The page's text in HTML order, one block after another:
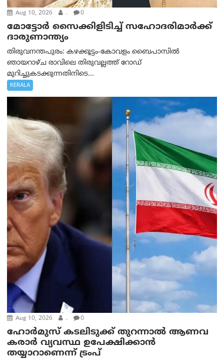
Aug 10, 2026 . 0
മോട്ടോര്‍ സൈക്കിളിടിച്ച് സഹോദരിമാര്‍ക്ക്
ദാരുണാന്ത്യം
തിരുവനന്തപുരം: കഴക്കൂട്ടം-കോവളം ബൈപാസിൽ
ഞായറാഴ്ച രാവിലെ തിരുവല്ലത്ത് റോഡ്
മുറിച്ചുകടക്കുന്നതിനിടെ...
KERALA
Aug 10, 2026 . 0
ഹോർമുസ് കടലിടുക്ക് തുറന്നാൽ ആണവ
കരാർ വ്യവസ്ഥ ഉപേക്ഷിക്കാൻ
തയ്യാറാണെന്ന് ട്രം‌പ്